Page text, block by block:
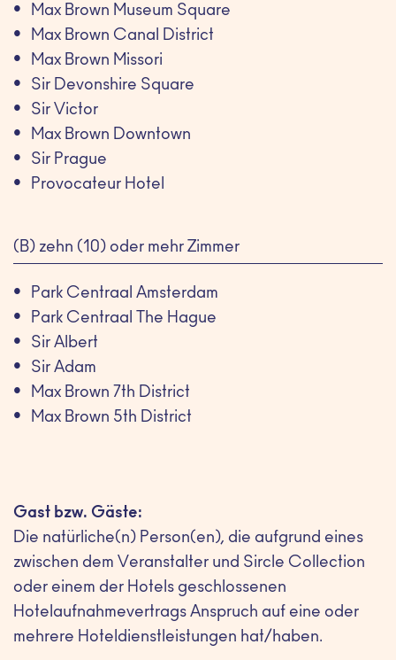
Max Brown Museum Square
Max Brown Canal District
Max Brown Missori
Sir Devonshire Square
Sir Victor
Max Brown Downtown
Sir Prague
Provocateur Hotel
(B) zehn (10) oder mehr Zimmer
Park Centraal Amsterdam
Park Centraal The Hague
Sir Albert
Sir Adam
Max Brown 7th District
Max Brown 5th District
Gast bzw. Gäste:
Die natürliche(n) Person(en), die aufgrund eines
zwischen dem Veranstalter und Sircle Collection
oder einem der Hotels geschlossenen
Hotelaufnahmevertrags Anspruch auf eine oder
mehrere Hoteldienstleistungen hat/haben.